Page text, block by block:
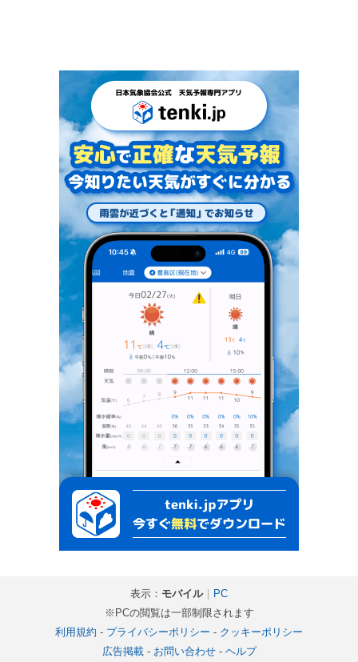
表示： モバイル｜ PC
※PCの閲覧は一部制限されます
利用規約 - プライバシーポリシー - クッキーポリシー
広告掲載- お問い合わせ- ヘルプ